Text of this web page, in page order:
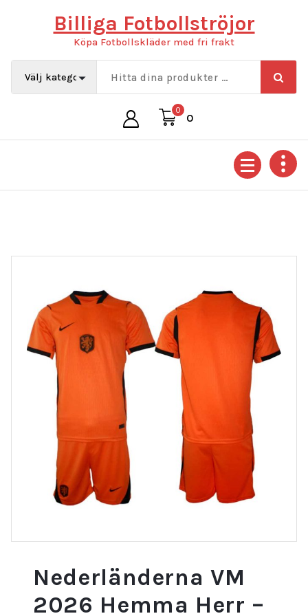
Billiga Fotbollströjor
Köpa Fotbollskläder med fri frakt
0
0
Nederländerna VM
2026 Hemma Herr –